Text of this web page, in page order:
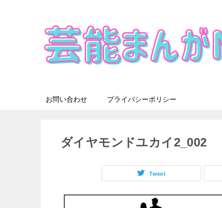
お問い合わせ プライバシーポリシー
ダイヤモンドユカイ2_002
Tweet